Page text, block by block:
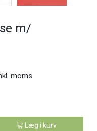
m/
moms
Læg i kurv